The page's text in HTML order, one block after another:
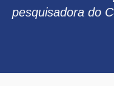
pesquisadora do